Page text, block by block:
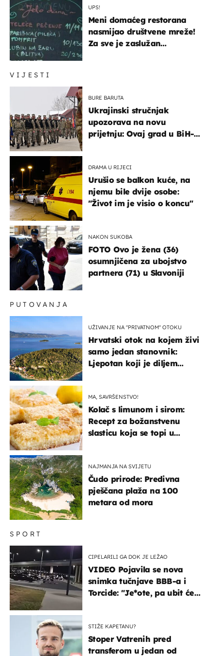
VIJESTI
BURE BARUTA
Ukrajinski stručnjak
upozorava na novu
prijetnju: Ovaj grad u BiH-u
DRAMA U RIJECI
Urušio se balkon kuće, na
njemu bile dvije osobe:
"Život im je visio o koncu"
NAKON SUKOBA
FOTO Ovo je žena (36)
osumnjičena za ubojstvo
partnera (71) u Slavoniji
UPS!
Meni domaćeg restorana
nasmijao društvene mreže!
Za sve je zaslužan
SPORT
CIPELARILI GA DOK JE LEŽAO
VIDEO Pojavila se nova
snimka tučnjave BBB-a i
Torcide: "Je*ote, pa ubit će
STIŽE KAPETANU?
Stoper Vatrenih pred
transferom u jedan od
PUTOVANJA
UŽIVANJE NA "PRIVATNOM" OTOKU
Hrvatski otok na kojem živi
samo jedan stanovnik:
Ljepotan koji je diljem
MA, SAVRŠENSTVO!
Kolač s limunom i sirom:
Recept za božanstvenu
slasticu koja se topi u
NAJMANJA NA SVIJETU
Čudo prirode: Predivna
pješčana plaža na 100
metara od mora